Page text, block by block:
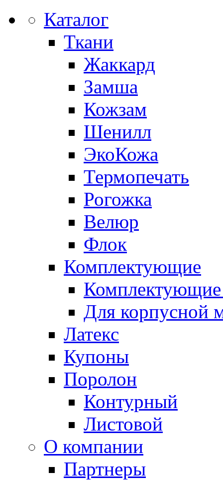
Каталог
Ткани
Жаккард
Замша
Кожзам
Шенилл
ЭкоКожа
Термопечать
Рогожка
Велюр
Флок
Комплектующие
Комплектующие
Для корпусной
Латекс
Купоны
Поролон
Контурный
Листовой
О компании
Партнеры